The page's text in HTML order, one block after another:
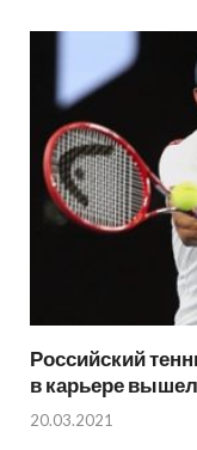
Российский
в карьере
20.03.2021